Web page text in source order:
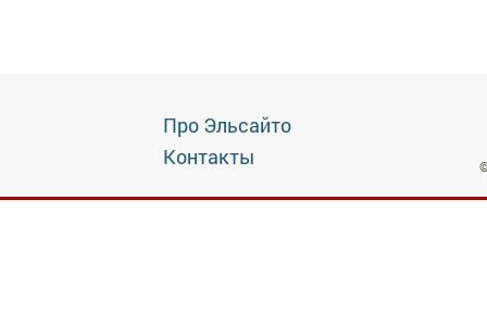
Про Эльсайто
Контакты